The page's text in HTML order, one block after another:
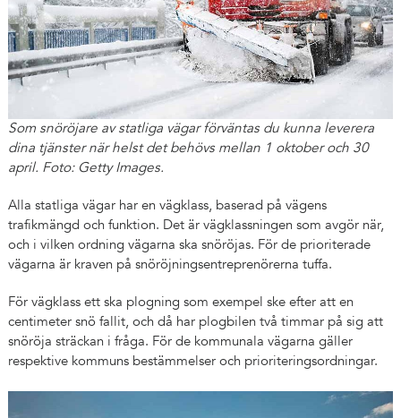
Som snöröjare av statliga vägar förväntas du kunna leverera
dina tjänster när helst det behövs mellan 1 oktober och 30
april. Foto: Getty Images.
Alla statliga vägar har en vägklass, baserad på vägens
trafikmängd och funktion. Det är vägklassningen som avgör när,
och i vilken ordning vägarna ska snöröjas. För de prioriterade
vägarna är kraven på snöröjningsentreprenörerna tuffa.
För vägklass ett ska plogning som exempel ske efter att en
centimeter snö fallit, och då har plogbilen två timmar på sig att
snöröja sträckan i fråga. För de kommunala vägarna gäller
respektive kommuns bestämmelser och prioriteringsordningar.